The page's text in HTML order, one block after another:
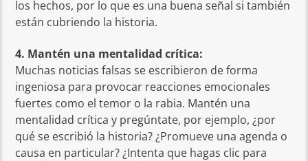
los hechos, por lo que es una buena señal si también
están cubriendo la historia.
4. Mantén una mentalidad crítica:
Muchas noticias falsas se escribieron de forma
ingeniosa para provocar reacciones emocionales
fuertes como el temor o la rabia. Mantén una
mentalidad crítica y pregúntate, por ejemplo, ¿por
qué se escribió la historia? ¿Promueve una agenda o
causa en particular? ¿Intenta que hagas clic para